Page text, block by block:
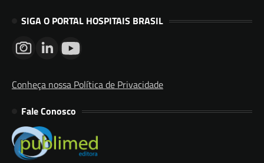
SIGA O PORTAL HOSPITAIS BRASIL
Conheça nossa Política de Privacidade
Fale Conosco